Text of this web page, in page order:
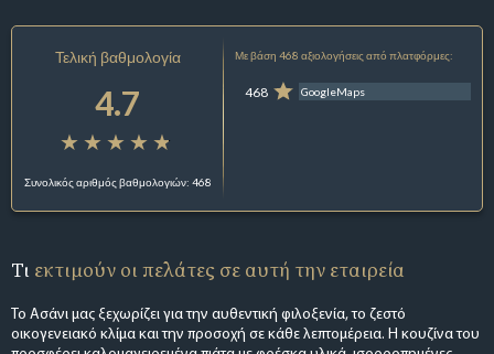
Τελική βαθμολογία
4.7
Συνολικός αριθμός βαθμολογιών: 468
Με βάση 468 αξιολογήσεις από πλατφόρμες:
468 GoogleMaps
Τι εκτιμούν οι πελάτες σε αυτή την εταιρεία
Το Ασάνι μας ξεχωρίζει για την αυθεντική φιλοξενία, το ζεστό
οικογενειακό κλίμα και την προσοχή σε κάθε λεπτομέρεια. Η κουζίνα του